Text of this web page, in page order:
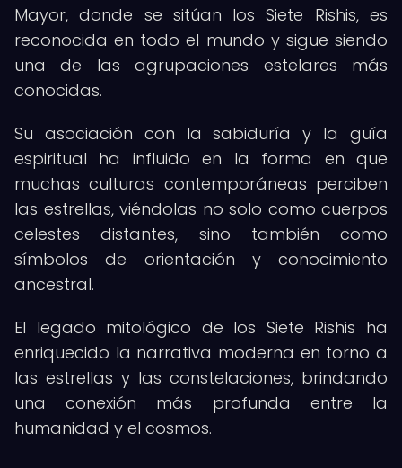
Mayor, donde se sitúan los Siete Rishis, es
reconocida en todo el mundo y sigue siendo
una de las agrupaciones estelares más
conocidas.
Su asociación con la sabiduría y la guía
espiritual ha influido en la forma en que
muchas culturas contemporáneas perciben
las estrellas, viéndolas no solo como cuerpos
celestes distantes, sino también como
símbolos de orientación y conocimiento
ancestral.
El legado mitológico de los Siete Rishis ha
enriquecido la narrativa moderna en torno a
las estrellas y las constelaciones, brindando
una conexión más profunda entre la
humanidad y el cosmos.